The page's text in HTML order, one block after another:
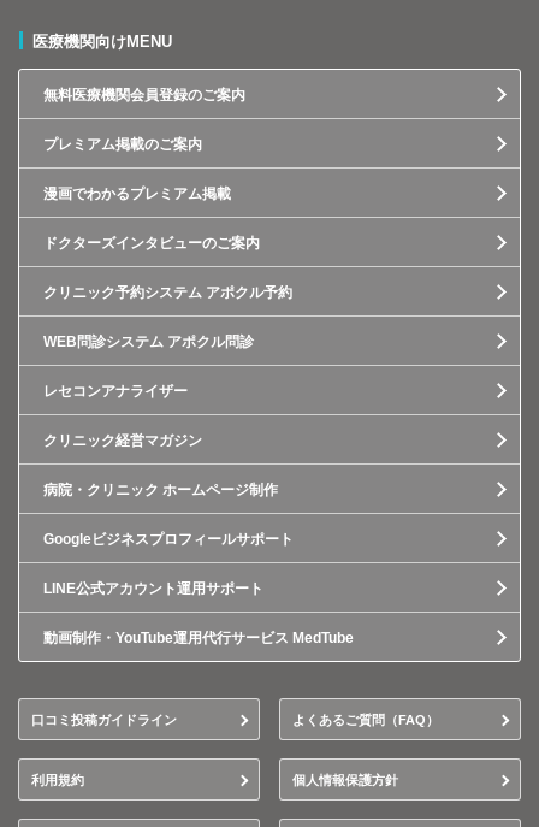
医療機関向けMENU
無料医療機関会員登録のご案内
プレミアム掲載のご案内
漫画でわかるプレミアム掲載
ドクターズインタビューのご案内
クリニック予約システム アポクル予約
WEB問診システム アポクル問診
レセコンアナライザー
クリニック経営マガジン
病院・クリニック ホームページ制作
Googleビジネスプロフィールサポート
LINE公式アカウント運用サポート
動画制作・YouTube運用代行サービス MedTube
口コミ投稿ガイドライン よくあるご質問（FAQ）
利用規約 個人情報保護方針